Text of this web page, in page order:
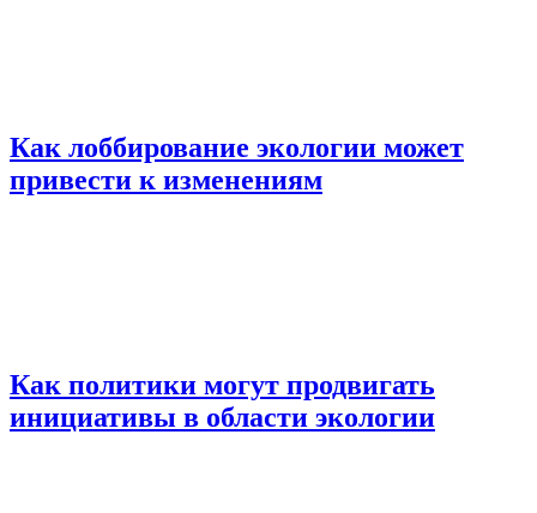
Как лоббирование экологии может
привести к изменениям
Как политики могут продвигать
инициативы в области экологии